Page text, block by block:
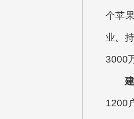
个苹
业。
3000
1200